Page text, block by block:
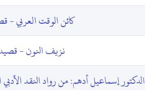
كائن الوقت العربي -
نزيف النون -
الدكتور إسماعيل أدهم: من رواد النقد الأدبي